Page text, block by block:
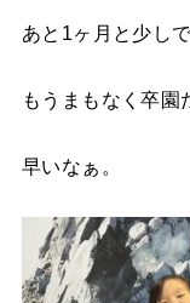
あと1ヶ月と少し
もうまもなく卒園
早いなぁ。